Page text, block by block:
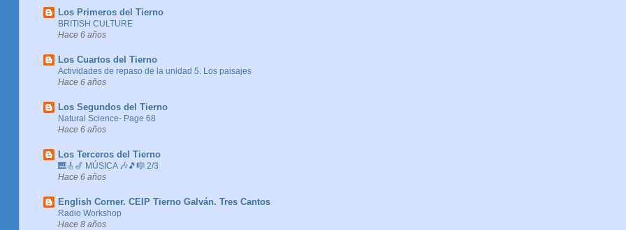
Los Primeros del Tierno
BRITISH CULTURE
Hace 6 años
Los Cuartos del Tierno
Actividades de repaso de la unidad 5. Los paisajes
Hace 6 años
Los Segundos del Tierno
Natural Science- Page 68
Hace 6 años
Los Terceros del Tierno
🎹🎸🎷 MÚSICA 🎶🎵🎼 2/3
Hace 6 años
English Corner. CEIP Tierno Galván. Tres Cantos
Radio Workshop
Hace 8 años